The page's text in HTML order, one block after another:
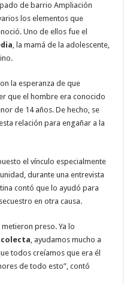
de barrio Ampliación
los elementos que
Uno de ellos fue el
, la mamá de la adolescente,
la esperanza de que
que el hombre era conocido
de 14 años. De hecho, se
relación para engañar a la
el vínculo especialmente
durante una entrevista
contó que lo ayudó para
en otra causa.
preso. Ya lo
colecta, ayudamos mucho a
todos creíamos que era él
de todo esto”, contó